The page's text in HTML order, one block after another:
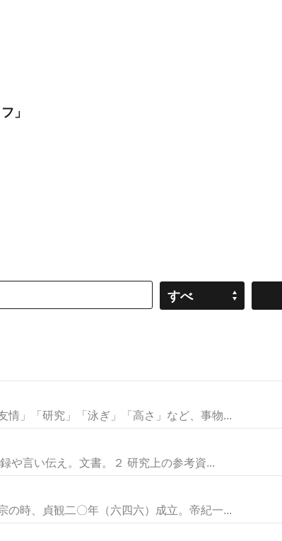
」
すべ
」「研究」「泳ぎ」「高さ」など、事物...
や言い伝え。文書。２ 研究上の参考資...
時、貞観二〇年（六四六）成立。帝紀一...